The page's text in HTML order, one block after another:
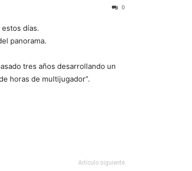
0
días.
panorama.
tres años desarrollando un
horas de multijugador”.
Artículo siguiente